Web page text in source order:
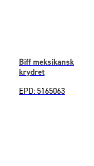
Biff meksikansk
krydret
EPD: 5165063